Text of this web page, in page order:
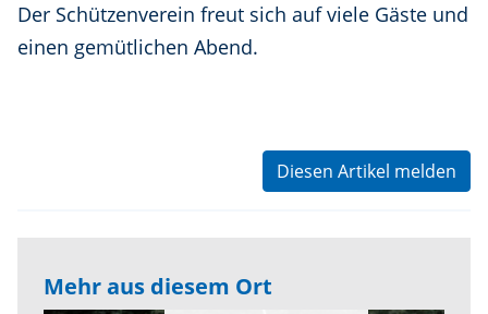
Der Schützenverein freut sich auf viele Gäste und
einen gemütlichen Abend.
Diesen Artikel melden
Mehr aus diesem Ort